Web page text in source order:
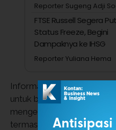
Reporter Sugeng Adji
FTSE Russell Segera
Status Freeze, Begini
Dampaknya ke IHSG
Reporter Yuliana Hema
Informasi tersebut
untuk bisa melakukan
mengetahui prakiraan
termasuk area